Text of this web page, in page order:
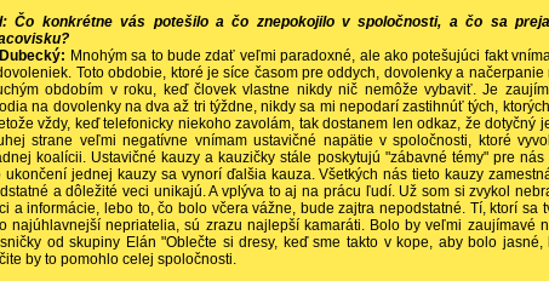
Čo konkrétne vás potešilo a čo znepokojilo v spoločnosti, a čo sa
Mnohým sa to bude zdať veľmi paradoxné, ale ako potešujúci fakt
Toto obdobie, ktoré je síce časom pre oddych, dovolenky a
obdobím v roku, keď človek vlastne nikdy nič nemôže vybaviť. Je
na dovolenky na dva až tri týždne, nikdy sa mi nepodarí zastihnúť tých,
vždy, keď telefonicky niekoho zavolám, tak dostanem len odkaz, že dotyčný
strane veľmi negatívne vnímam ustavičné napätie v spoločnosti, ktoré
koalícii. Ustavičné kauzy a kauzičky stále poskytujú "zábavné témy" pre nás
ukončení jednej kauzy sa vynorí ďalšia kauza. Všetkých nás tieto kauzy
a dôležité veci unikajú. A vplýva to aj na prácu ľudí. Už som si zvykol
a informácie, lebo to, čo bolo včera vážne, bude zajtra nepodstatné. Tí, ktorí sa
najúhlavnejší nepriatelia, sú zrazu najlepší kamaráti. Bolo by veľmi zaujímavé
od skupiny Elán "Oblečte si dresy, keď sme takto v kope, aby bolo jasné,
by to pomohlo celej spoločnosti.